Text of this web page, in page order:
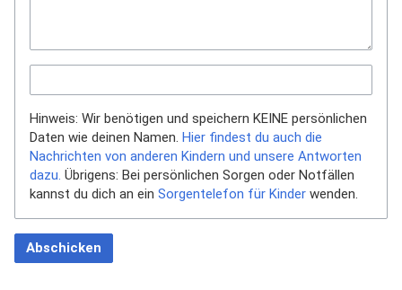
Hinweis: Wir benötigen und speichern KEINE persönlichen
Daten wie deinen Namen. Hier findest du auch die
Nachrichten von anderen Kindern und unsere Antworten
dazu. Übrigens: Bei persönlichen Sorgen oder Notfällen
kannst du dich an ein Sorgentelefon für Kinder wenden.
Abschicken